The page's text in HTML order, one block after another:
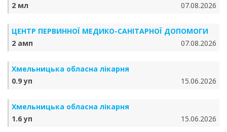
2 мл
07.08.2026
ЦЕНТР ПЕРВИННОЇ МЕДИКО-САНІТАРНОЇ ДОПОМОГИ
2 амп
07.08.2026
Хмельницька обласна лікарня
0.9 уп
15.06.2026
Хмельницька обласна лікарня
1.6 уп
15.06.2026